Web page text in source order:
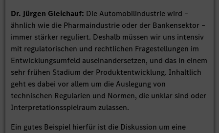
Dr. Jürgen Gleichauf: Die Automobilindustrie wird –
ähnlich wie die Pharmaindustrie oder der Bankensektor –
immer stärker reguliert. Deshalb müssen wir uns intensiv
mit regulatorischen und rechtlichen Fragestellungen im
Entwicklungsumfeld auseinandersetzen, und das in einem
sehr frühen Stadium der Produktentwicklung. Inhaltlich
geht es dabei vor allem um die Auslegung von
technischen Regularien und Normen, die unklar sind oder
Interpretationsspielraum zulassen.
Ein gutes Beispiel hierfür ist die Diskussion um eine